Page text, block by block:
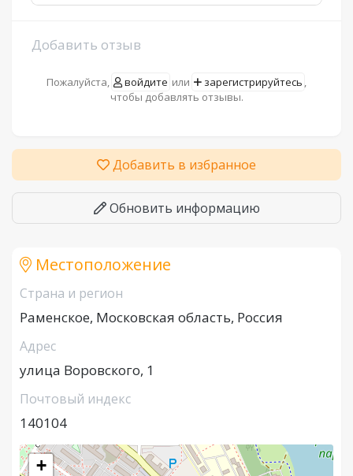
Добавить отзыв
Пожалуйста, войдите или зарегистрируйтесь ,
чтобы добавлять отзывы.
Добавить в избранное
Обновить информацию
Местоположение
Страна и регион
Раменское, Московская область, Россия
Адрес
улица Воровского, 1
Почтовый индекс
140104
+